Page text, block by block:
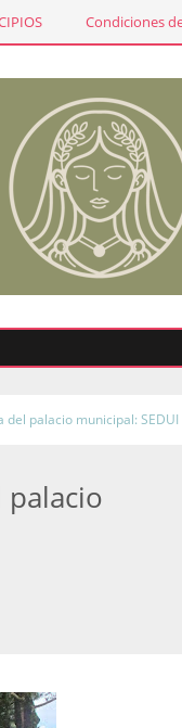
Condiciones
palacio municipal: SEDUI